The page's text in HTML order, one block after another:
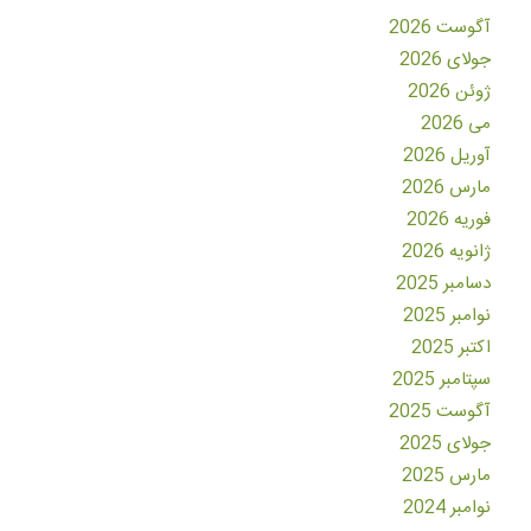
آگوست 2026
جولای 2026
ژوئن 2026
می 2026
آوریل 2026
مارس 2026
فوریه 2026
ژانویه 2026
دسامبر 2025
نوامبر 2025
اکتبر 2025
سپتامبر 2025
آگوست 2025
جولای 2025
مارس 2025
نوامبر 2024